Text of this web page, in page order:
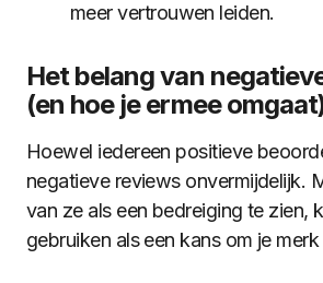
meer vertrouwen leiden.
Het belang van
(en hoe je ermee
Hoewel iedereen positieve
negatieve reviews onvermijdelijk.
van ze als een bedreiging te zien,
gebruiken als een kans om je